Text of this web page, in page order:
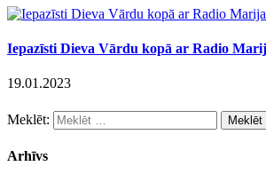
Iepazīsti Dieva Vārdu kopā ar Radio
19.01.2023
Meklēt:
Arhīvs